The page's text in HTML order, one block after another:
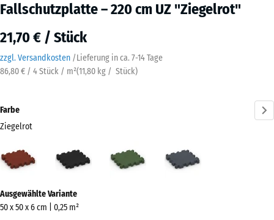
Fallschutzplatte – 220 cm UZ "Ziegelrot"
21,70 € / Stück
zzgl. Versandkosten /Lieferung in ca. 7-14 Tage
86,80 € / 4 Stück / m²(11,80 kg / Stück)
Farbe
Ziegelrot
(active)
Grasgrün
Informationen
zu
Ausgewählte Variante
50 x 50 x 6 cm | 0,25 m²